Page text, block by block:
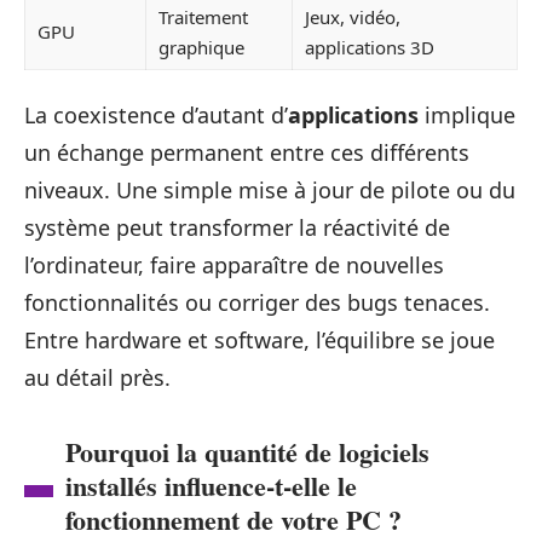
GPU
Traitement
graphique
Jeux, vidéo,
applications 3D
La coexistence d’autant d’applications implique
un échange permanent entre ces différents
niveaux. Une simple mise à jour de pilote ou du
système peut transformer la réactivité de
l’ordinateur, faire apparaître de nouvelles
fonctionnalités ou corriger des bugs tenaces.
Entre hardware et software, l’équilibre se joue
au détail près.
Pourquoi la quantité de logiciels
installés influence-t-elle le
fonctionnement de votre PC ?